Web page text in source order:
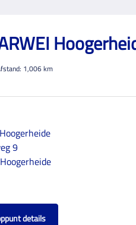
1,006km
9
details